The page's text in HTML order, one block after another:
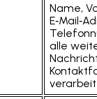
Name,
alle